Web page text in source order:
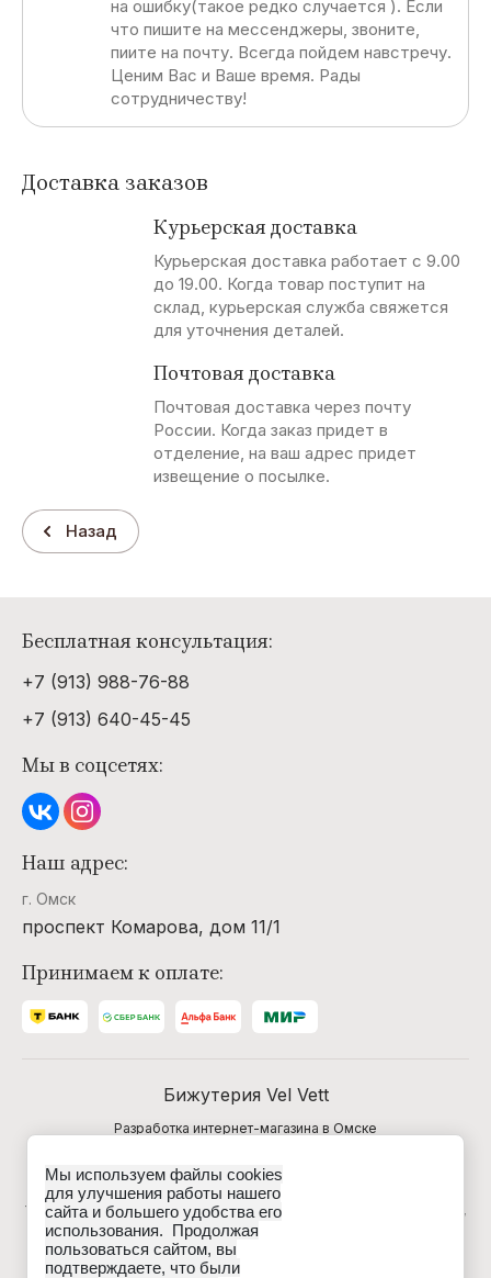
на ошибку(такое редко случается ). Если
что пишите на мессенджеры, звоните,
пиите на почту. Всегда пойдем навстречу.
Ценим Вас и Ваше время. Рады
сотрудничеству!
Доставка заказов
Курьерская доставка
Курьерская доставка работает с 9.00
до 19.00. Когда товар поступит на
склад, курьерская служба свяжется
для уточнения деталей.
Почтовая доставка
Почтовая доставка через почту
России. Когда заказ придет в
отделение, на ваш адрес придет
извещение о посылке.
Назад
Бесплатная консультация:
+7 (913) 988-76-88
+7 (913) 640-45-45
Мы в соцсетях:
Наш адрес:
г. Омск
проспект Комарова, дом 11/1
Принимаем к оплате:
Бижутерия Vel Vett
Разработка интернет-магазина в Омске
Данные о товарах и услугах, включая цены и
технические характеристики, представленные на сайте,
не являются публичной офертой, определяемой
положениями Статьи 437 (2) ГК РФ, а носят
исключительно информационный характер. Для
Мы используем файлы cookies
для улучшения работы нашего
сайта и большего удобства его
использования. Продолжая
пользоваться сайтом, вы
подтверждаете, что были